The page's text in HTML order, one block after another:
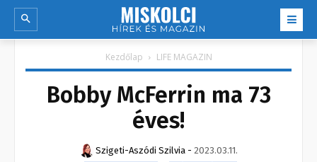
Kezdőlap LIFE MAGAZIN
Bobby McFerrin ma 73
éves!
Szigeti-Aszódi Szilvia - 2023.03.11.